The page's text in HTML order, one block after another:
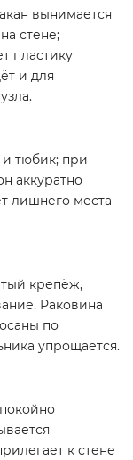
вынимается
стене;
пластику
и для
и тюбик; при
аккуратно
лишнего места
крепёж,
Раковина
по
упрощается.
к стене